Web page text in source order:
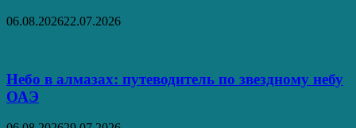
06.08.202622.07.2026
Небо в алмазах: путеводитель по звездному небу
ОАЭ